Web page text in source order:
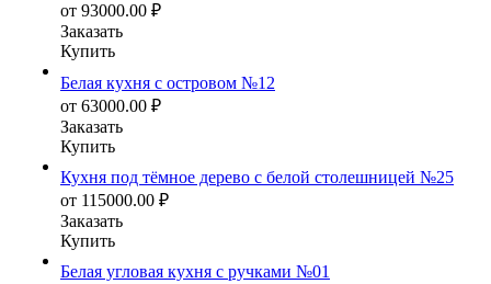
от 93000.00 ₽
Заказать
Купить
Белая кухня с островом №12
от 63000.00 ₽
Заказать
Купить
Кухня под тёмное дерево с белой столешницей №25
от 115000.00 ₽
Заказать
Купить
Белая угловая кухня с ручками №01